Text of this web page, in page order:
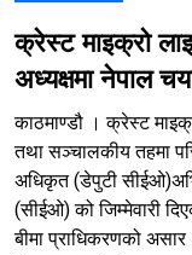
क्रेस्ट माइक्रो
अध्यक्षमा नेपाल
काठमाण्डौ । क्रेस्ट
तथा सञ्चालकीय तहमा
अधिकृत (डेपुटी
(सीईओ) को जिम्मेवारी
बीमा प्राधिकरणको